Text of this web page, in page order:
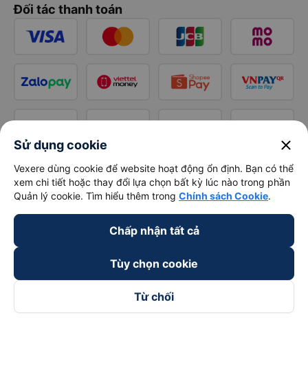
Đối tác thanh toán
Sử dụng cookie close
Vexere dùng cookie để website hoạt động ổn định. Bạn có thể
xem chi tiết hoặc thay đổi lựa chọn bất kỳ lúc nào trong phần
Quản lý cookie. Tìm hiểu thêm trong Chính sách Cookie.
Chấp nhận tất cả
Tùy chọn cookie
Từ chối